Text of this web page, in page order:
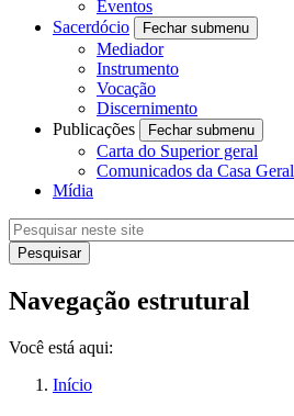
Eventos
Sacerdócio
Fechar submenu
Mediador
Instrumento
Vocação
Discernimento
Publicações
Fechar submenu
Carta do Superior geral
Comunicados da Casa Geral
Mídia
Navegação estrutural
Você está aqui:
Início